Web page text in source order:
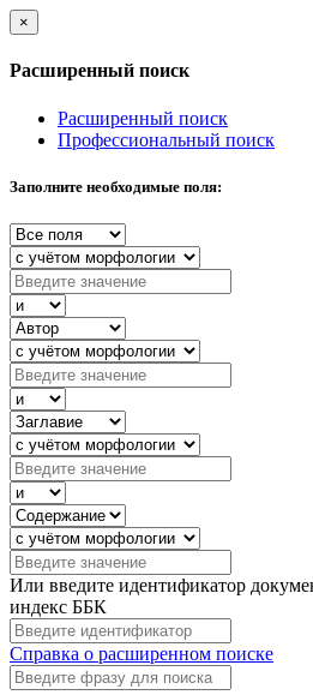
×
Расширенный поиск
Расширенный поиск
Профессиональный поиск
Заполните необходимые поля:
Или введите идентификатор
индекс ББК
Справка о расширенном поиске